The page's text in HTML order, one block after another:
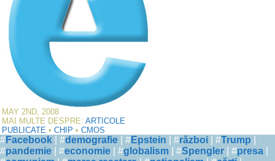
MAY 2ND, 2008
MAI MULTE DESPRE: ARTICOLE
PUBLICATE • CHIP • CMOS
#Facebook | #demografie | #Epstein | #război | #Trump
#pandemie | #economie | #globalism | #Spengler | #presa